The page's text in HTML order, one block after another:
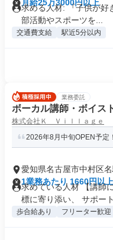
月給25万3000円以上
求める人材: 『子供が好
部活動やスポーツを...
交通費支給 駅近5分以内
業務委託
ボーカル講師・ボイス
株式会社Ｋ Ｖｉｌｌａｇｅ
2026年8月中旬OPEN予定
愛知県名古屋市中村区
1業務あたり 1660円以
求めている人材 【講師
標に寄り添い、 サポート
歩合給あり フリーター歓迎